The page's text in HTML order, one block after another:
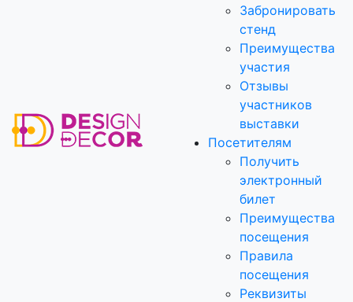
Забронировать
стенд
Преимущества
участия
Отзывы
участников
выставки
Посетителям
Получить
электронный
билет
Преимущества
посещения
Правила
посещения
Реквизиты